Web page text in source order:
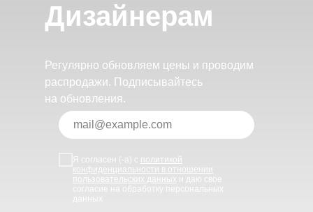
Дизайнерам
Регулярно обновляем цены и проводим
распродажи. Подписывайтесь
на обновления.
Я согласен (-а) с политикой
конфиденциальности в отношении
пользовательских данных и даю свое
согласие на обработку персональных
данных